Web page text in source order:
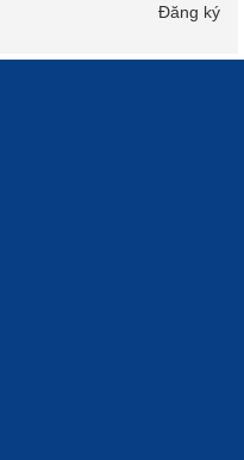
Đăng ký